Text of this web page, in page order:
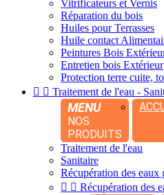
Vitrificateurs et Vernis
Réparation du bois
Huiles pour Terrasses
Huile contact
Peintures Bois
Entretien bois Extérieur
Protection terre cuite,
  Traitement de l'eau -
MENU
NOS
PRODUITS
Traitement de l'eau
Sanitaire
Récupération des eaux
  Récupération des